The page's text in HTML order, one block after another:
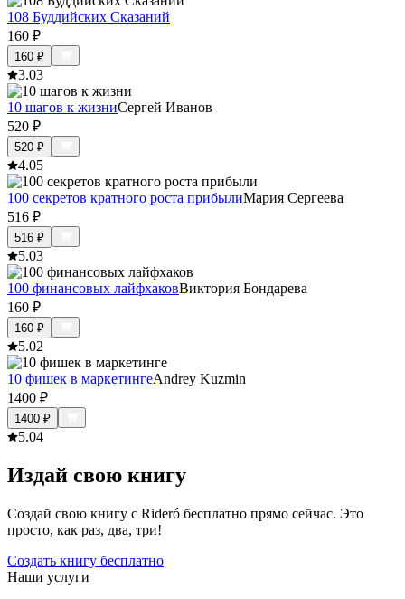
108 Буддийских Сказаний
160 ₽
160 ₽
3.03
10 шагов к жизниСергей Иванов
520 ₽
520 ₽
4.05
100 секретов кратного роста прибылиМария Сергеева
516 ₽
516 ₽
5.03
100 финансовых лайфхаковВиктория Бондарева
160 ₽
160 ₽
5.02
10 фишек в маркетингеAndrey Kuzmin
1400 ₽
1400 ₽
5.04
Издай свою книгу
Создай свою книгу с Rideró бесплатно прямо сейчас. Это
просто, как раз, два, три!
Создать книгу бесплатно
Наши услуги